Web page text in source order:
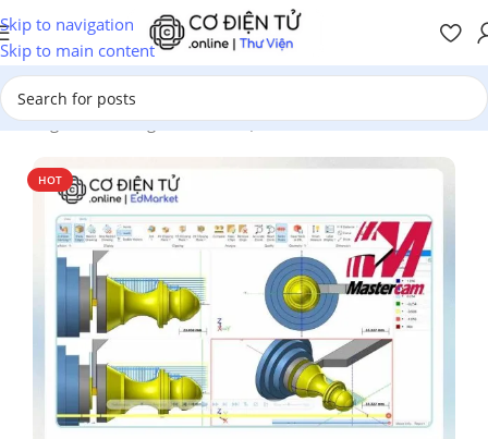
Skip to navigation
Skip to main content
Trang chủ/Chương Trình Đào Tạo/Cơ Khí
HOT